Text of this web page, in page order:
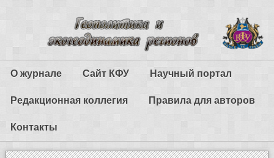
О журнале Сайт КФУ Научный портал
Редакционная коллегия Правила для авторов
Контакты